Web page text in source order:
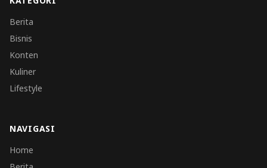
Berita
Bisnis
Konten
Kuliner
Lifestyle
NAVIGASI
Home